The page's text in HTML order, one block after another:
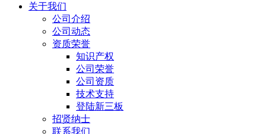
关于我们
公司介绍
公司动态
资质荣誉
知识产权
公司荣誉
公司资质
技术支持
登陆新三板
招贤纳士
联系我们